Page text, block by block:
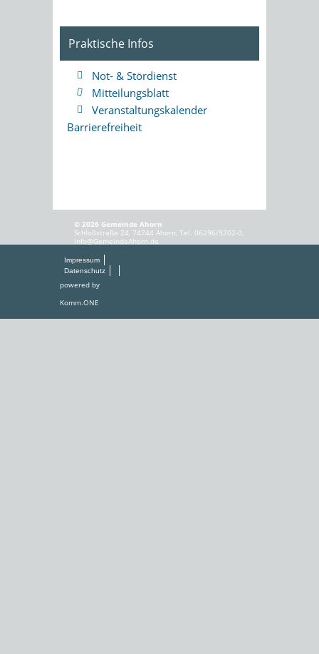
Praktische Infos
Not- & Stördienst
Mitteilungsblatt
Veranstaltungskalender
Barrierefreiheit
© 2026 Gemeinde Ahorn
Schloßstraße 24, 74744 Ahorn, Tel. 06296/9202-0,
info@GemeindeAhorn.de
Impressum
Datenschutz
powered by
Komm.ONE